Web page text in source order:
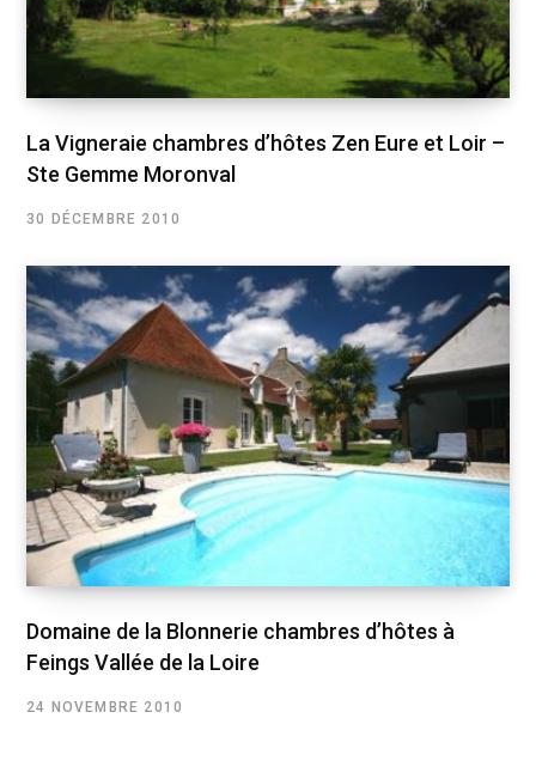
La Vigneraie chambres d’hôtes Zen Eure et Loir –
Ste Gemme Moronval
30 DÉCEMBRE 2010
Domaine de la Blonnerie chambres d’hôtes à
Feings Vallée de la Loire
24 NOVEMBRE 2010